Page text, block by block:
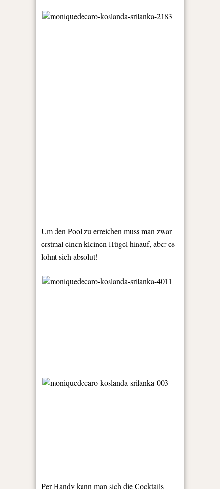
Um den Pool zu erreichen muss man zwar
erstmal einen kleinen Hügel hinauf, aber es
lohnt sich absolut!
Per Handy kann man sich die Cocktails